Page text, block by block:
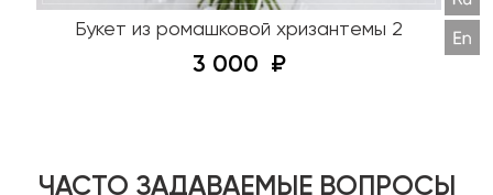
Букет из ромашковой хризантемы 2
3 000
ЧАСТО ЗАДАВАЕМЫЕ ВОПРОСЫ